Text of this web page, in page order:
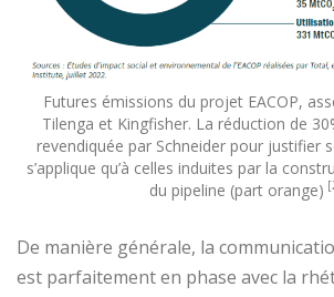
Futures émissions du projet EACOP,
Tilenga et Kingfisher. La réduction de
revendiquée par Schneider pour justifier
s’applique qu’à celles induites par la
du pipeline (part orange)
De manière générale, la
est parfaitement en phase avec la